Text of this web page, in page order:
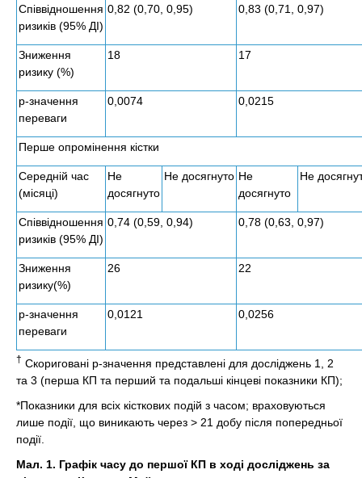
Співвідношення
ризиків (95% ДІ)
0,82 (0,70, 0,95) 0,83 (0,71, 0,97)
Зниження
ризику (%)
18 17
р-значення
переваги
0,0074 0,0215
Перше опромінення кістки
Середній час
(місяці)
Не
досягнуто
Не досягнуто Не
досягнуто
Не
Співвідношення
ризиків (95% ДІ)
0,74 (0,59, 0,94) 0,78 (0,63, 0,97)
Зниження
ризику(%)
26 22
р-значення
переваги
0,0121 0,0256
† Скориговані р-значення представлені для досліджень 1, 2
та 3 (перша КП та перший та подальші кінцеві показники КП);
*Показники для всіх кісткових подій з часом; враховуються
лише події, що виникають через > 21 добу після попередньої
події.
Мал. 1. Графік часу до першої КП в ході досліджень за